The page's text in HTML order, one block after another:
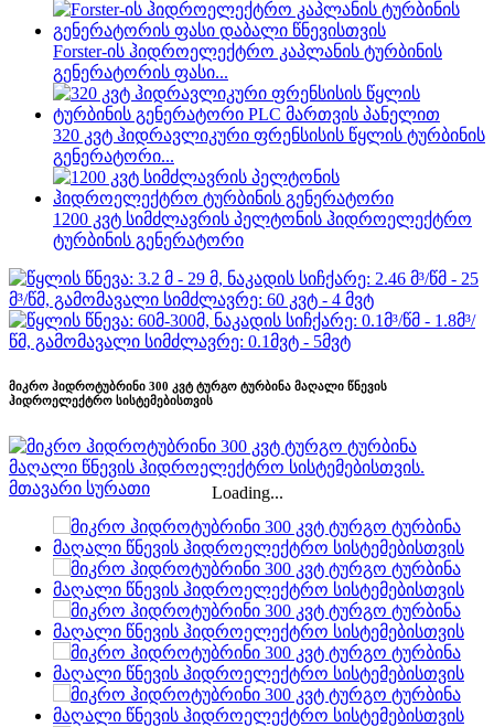
Forster-ის ჰიდროელექტრო კაპლანის ტურბინის
გენერატორის ფასი...
320 კვტ ჰიდრავლიკური ფრენსისის წყლის ტურბინის
გენერატორი...
1200 კვტ სიმძლავრის პელტონის ჰიდროელექტრო
ტურბინის გენერატორი
მიკრო ჰიდროტუბრინი 300 კვტ ტურგო ტურბინა მაღალი წნევის
ჰიდროელექტრო სისტემებისთვის
Loading...